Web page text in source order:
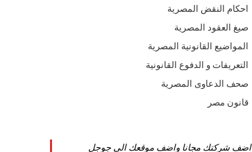
in
a
new
tab
احكام النقض المصرية
a
new
صيغ العقود المصرية
in
a
new
المواضيع القانونية المصرية
inالتعريفات و الدفوع القانونية
صحف الدعاوى المصرية
قانون مصر
اضف شركتك مجانا واضف موقعك الى جوجل